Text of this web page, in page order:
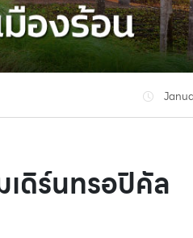
ดิร์นทรอปิคัล